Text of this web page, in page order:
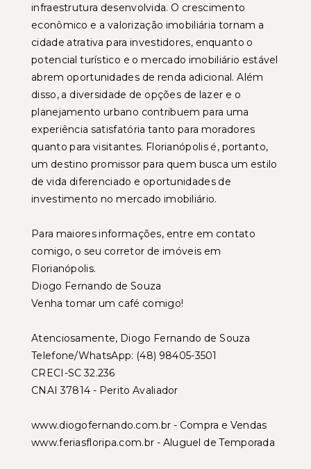
infraestrutura desenvolvida. O crescimento
econômico e a valorização imobiliária tornam a
cidade atrativa para investidores, enquanto o
potencial turístico e o mercado imobiliário estável
abrem oportunidades de renda adicional. Além
disso, a diversidade de opções de lazer e o
planejamento urbano contribuem para uma
experiência satisfatória tanto para moradores
quanto para visitantes. Florianópolis é, portanto,
um destino promissor para quem busca um estilo
de vida diferenciado e oportunidades de
investimento no mercado imobiliário.
Para maiores informações, entre em contato
comigo, o seu corretor de imóveis em
Florianópolis.
Diogo Fernando de Souza
Venha tomar um café comigo!
Atenciosamente, Diogo Fernando de Souza
Telefone/WhatsApp: (48) 98405-3501
CRECI-SC 32.236
CNAI 37814 - Perito Avaliador
www.diogofernando.com.br - Compra e Vendas
www.feriasfloripa.com.br - Aluguel de Temporada